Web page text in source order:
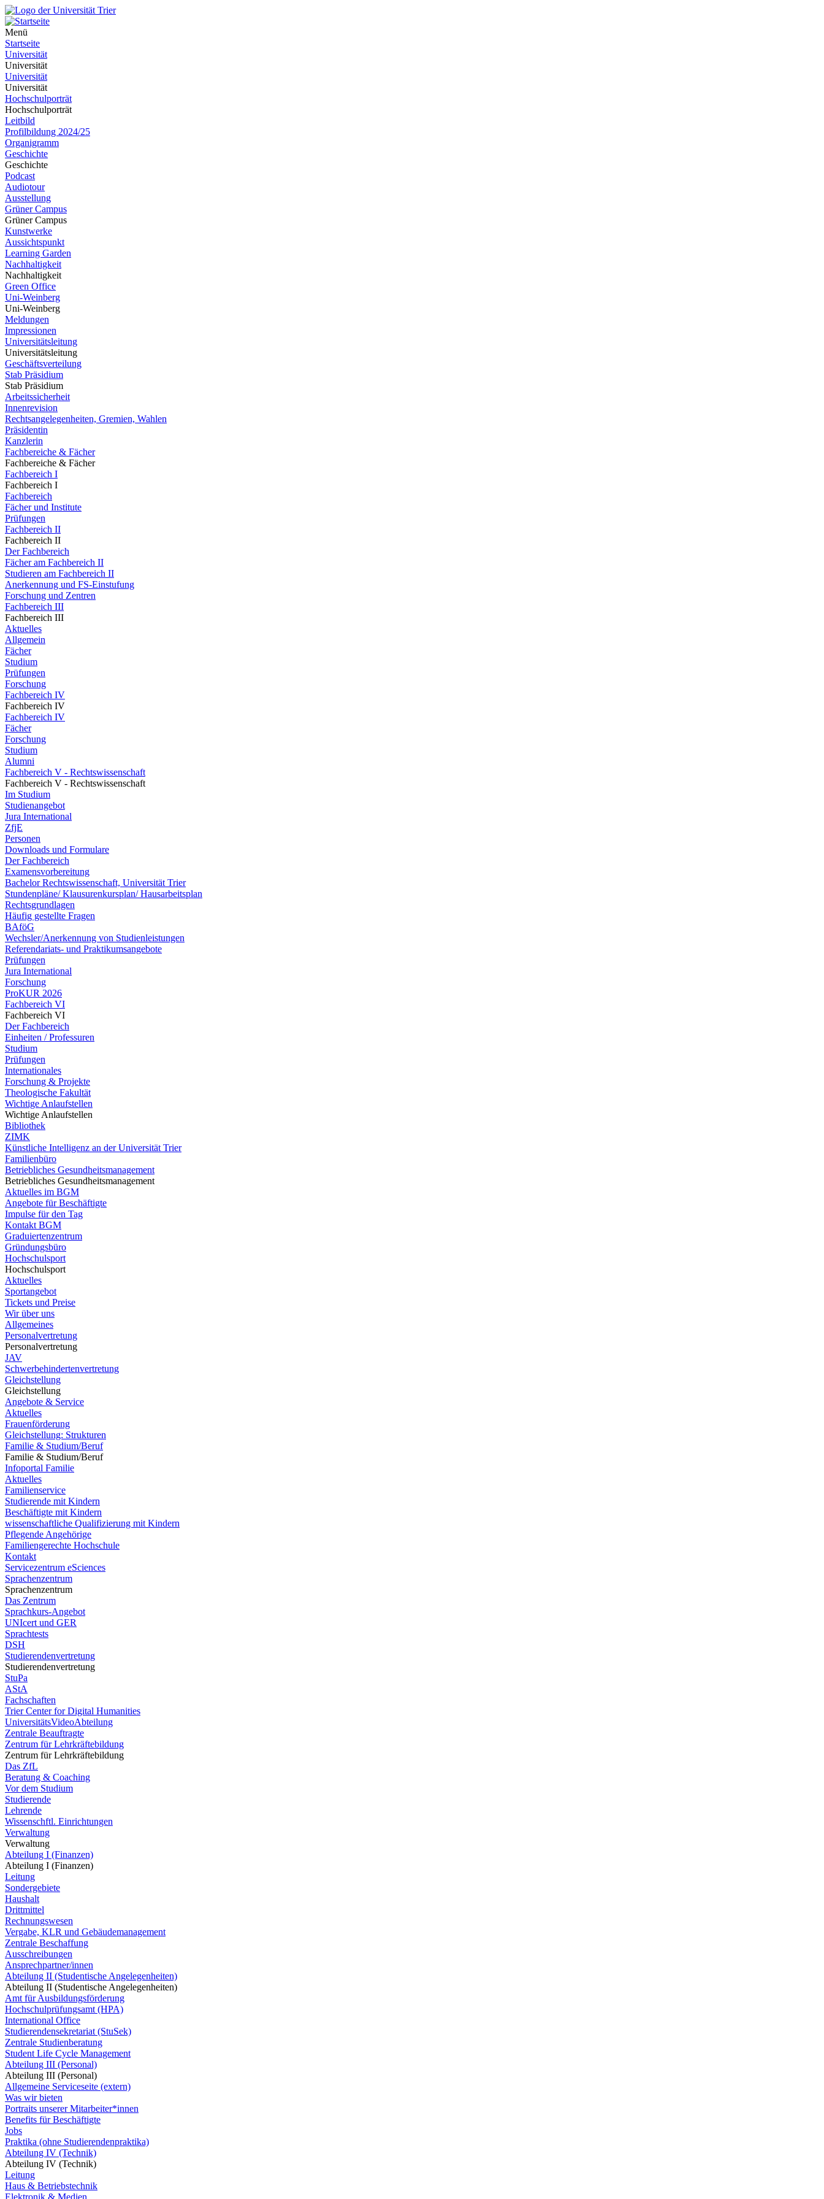
Menü
Startseite
Universität
Universität
Universität
Universität
Hochschulporträt
Hochschulporträt
Leitbild
Profilbildung 2024/25
Organigramm
Geschichte
Geschichte
Podcast
Audiotour
Ausstellung
Grüner Campus
Grüner Campus
Kunstwerke
Aussichtspunkt
Learning Garden
Nachhaltigkeit
Nachhaltigkeit
Green Office
Uni-Weinberg
Uni-Weinberg
Meldungen
Impressionen
Universitätsleitung
Universitätsleitung
Geschäftsverteilung
Stab Präsidium
Stab Präsidium
Arbeitssicherheit
Innenrevision
Rechtsangelegenheiten, Gremien, Wahlen
Präsidentin
Kanzlerin
Fachbereiche & Fächer
Fachbereiche & Fächer
Fachbereich I
Fachbereich I
Fachbereich
Fächer und Institute
Prüfungen
Fachbereich II
Fachbereich II
Der Fachbereich
Fächer am Fachbereich II
Studieren am Fachbereich II
Anerkennung und FS-Einstufung
Forschung und Zentren
Fachbereich III
Fachbereich III
Aktuelles
Allgemein
Fächer
Studium
Prüfungen
Forschung
Fachbereich IV
Fachbereich IV
Fachbereich IV
Fächer
Forschung
Studium
Alumni
Fachbereich V - Rechtswissenschaft
Fachbereich V - Rechtswissenschaft
Im Studium
Studienangebot
Jura International
ZfjE
Personen
Downloads und Formulare
Der Fachbereich
Examensvorbereitung
Bachelor Rechtswissenschaft, Universität Trier
Stundenpläne/ Klausurenkursplan/ Hausarbeitsplan
Rechtsgrundlagen
Häufig gestellte Fragen
BAföG
Wechsler/Anerkennung von Studienleistungen
Referendariats- und Praktikumsangebote
Prüfungen
Jura International
Forschung
ProKUR 2026
Fachbereich VI
Fachbereich VI
Der Fachbereich
Einheiten / Professuren
Studium
Prüfungen
Internationales
Forschung & Projekte
Theologische Fakultät
Wichtige Anlaufstellen
Wichtige Anlaufstellen
Bibliothek
ZIMK
Künstliche Intelligenz an der Universität Trier
Familienbüro
Betriebliches Gesundheitsmanagement
Betriebliches Gesundheitsmanagement
Aktuelles im BGM
Angebote für Beschäftigte
Impulse für den Tag
Kontakt BGM
Graduiertenzentrum
Gründungsbüro
Hochschulsport
Hochschulsport
Aktuelles
Sportangebot
Tickets und Preise
Wir über uns
Allgemeines
Personalvertretung
Personalvertretung
JAV
Schwerbehindertenvertretung
Gleichstellung
Gleichstellung
Angebote & Service
Aktuelles
Frauenförderung
Gleichstellung: Strukturen
Familie & Studium/Beruf
Familie & Studium/Beruf
Infoportal Familie
Aktuelles
Familienservice
Studierende mit Kindern
Beschäftigte mit Kindern
wissenschaftliche Qualifizierung mit Kindern
Pflegende Angehörige
Familiengerechte Hochschule
Kontakt
Servicezentrum eSciences
Sprachenzentrum
Sprachenzentrum
Das Zentrum
Sprachkurs-Angebot
UNIcert und GER
Sprachtests
DSH
Studierendenvertretung
Studierendenvertretung
StuPa
AStA
Fachschaften
Trier Center for Digital Humanities
UniversitätsVideoAbteilung
Zentrale Beauftragte
Zentrum für Lehrkräftebildung
Zentrum für Lehrkräftebildung
Das ZfL
Beratung & Coaching
Vor dem Studium
Studierende
Lehrende
Wissenschftl. Einrichtungen
Verwaltung
Verwaltung
Abteilung I (Finanzen)
Abteilung I (Finanzen)
Leitung
Sondergebiete
Haushalt
Drittmittel
Rechnungswesen
Vergabe, KLR und Gebäudemanagement
Zentrale Beschaffung
Ausschreibungen
Ansprechpartner/innen
Abteilung II (Studentische Angelegenheiten)
Abteilung II (Studentische Angelegenheiten)
Amt für Ausbildungsförderung
Hochschulprüfungsamt (HPA)
International Office
Studierendensekretariat (StuSek)
Zentrale Studienberatung
Student Life Cycle Management
Abteilung III (Personal)
Abteilung III (Personal)
Allgemeine Serviceseite (extern)
Was wir bieten
Portraits unserer Mitarbeiter*innen
Benefits für Beschäftigte
Jobs
Praktika (ohne Studierendenpraktika)
Abteilung IV (Technik)
Abteilung IV (Technik)
Leitung
Haus & Betriebstechnik
Elektronik & Medien